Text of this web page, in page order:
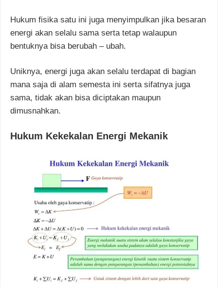
Hukum fisika satu ini juga menyimpulkan jika besaran
energi akan selalu sama serta tetap walaupun
bentuknya bisa berubah – ubah.
Uniknya, energi juga akan selalu terdapat di bagian
mana saja di alam semesta ini serta sifatnya juga
sama, tidak akan bisa diciptakan maupun
dimusnahkan.
Hukum Kekekalan Energi Mekanik